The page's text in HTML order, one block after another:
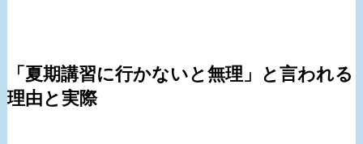
「夏期講習に行かないと無理」と言われる
理由と実際